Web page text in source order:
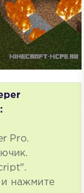
Pro.
нажмите